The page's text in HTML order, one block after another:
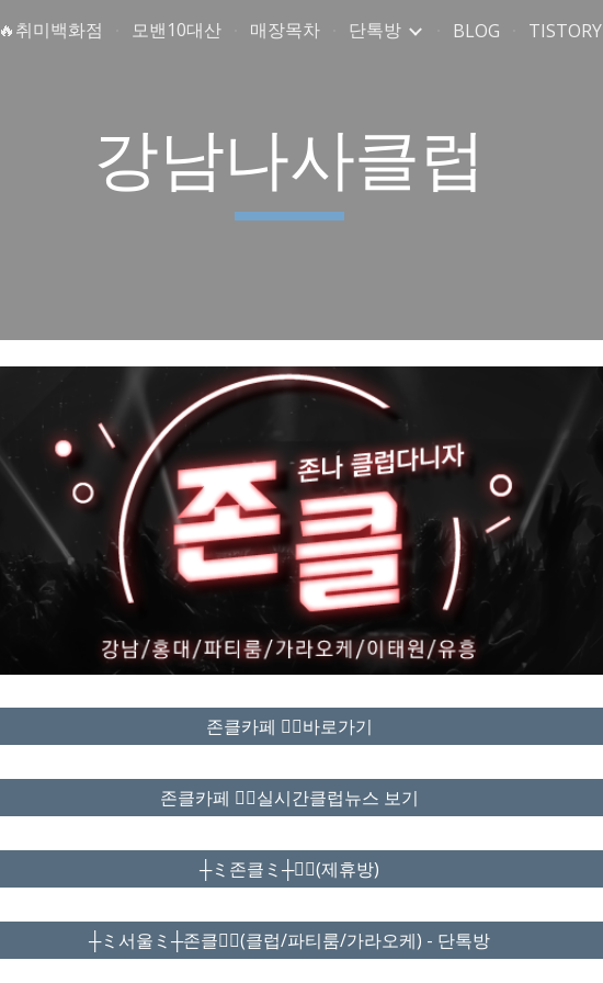
Skip to main content Skip to navigation
🔥취미백화점 모밴10대산 매장목차 단톡방 BLOG TISTORY
강남나사클럽
존클카페 ❤️‍🔥바로가기
존클카페 ❤️‍🔥실시간클럽뉴스 보기
┼ミ존클ミ┼❤️‍🔥(제휴방)
┼ミ서울ミ┼존클❤️‍🔥(클럽/파티룸/가라오케) - 단톡방